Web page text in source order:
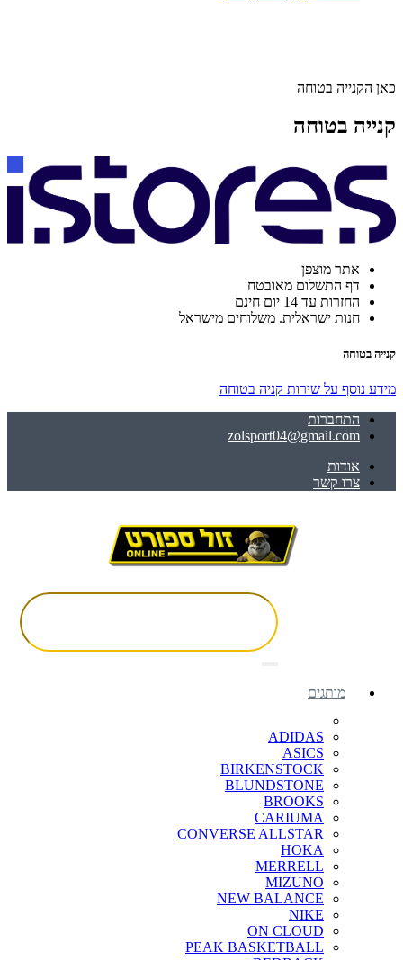
כאן הקנייה בטוחה
קנייה בטוחה
אתר מוצפן
דף התשלום מאובטח
החזרות עד 14 יום חינם
חנות ישראלית. משלוחים מישראל
קנייה בטוחה
מידע נוסף על שירות קניה בטוחה
התחברות
zolsport04@gmail.com
אודות
צרו קשר
מותגים
ADIDAS
ASICS
BIRKENSTOCK
BLUNDSTONE
BROOKS
CARIUMA
CONVERSE ALLSTAR
HOKA
MERRELL
MIZUNO
NEW BALANCE
NIKE
ON CLOUD
PEAK BASKETBALL